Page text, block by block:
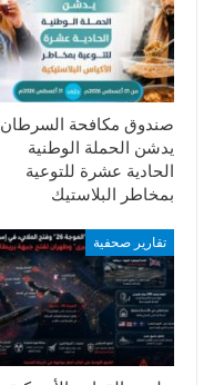
صندوق مكافحة السرطان
يدشن الحملة الوطنية
الحادية عشرة للتوعية
بمخاطر البلاستيك
تقارير صحفية